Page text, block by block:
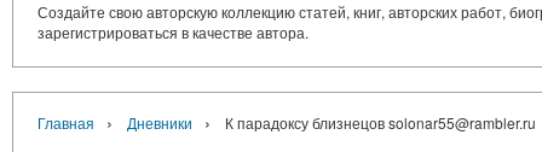
Создайте свою авторскую коллекцию статей, книг, авторских работ,
зарегистрироваться в качестве автора.
Главная › Дневники › К парадоксу близнецов solonar55@rambler.ru